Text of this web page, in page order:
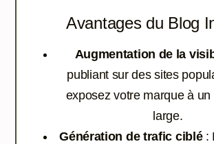
Avantages du Blog
Augmentation de la
publiant sur des sites
exposez votre marque à un
large.
Génération de trafic ciblé: